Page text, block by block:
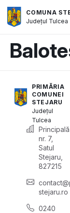
COMUNA
Județul Tulcea
PRIMĂRIA
COMUNEI
STEJARU
Județul
Tulcea
Principală
nr. 7,
Satul
Stejaru,
827215
stejaru.ro
0240